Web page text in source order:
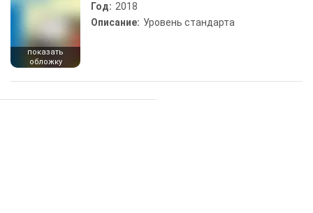
показать
обложку
Год: 2018
Описание: Уровень стандарта